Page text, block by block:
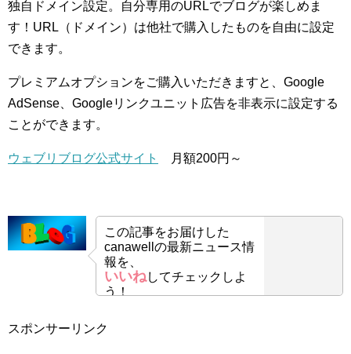
独自ドメイン設定。自分専用のURLでブログが楽しめま
す！URL（ドメイン）は他社で購入したものを自由に設定
できます。
プレミアムオプションをご購入いただきますと、Google
AdSense、Googleリンクユニット広告を非表示に設定する
ことができます。
ウェブリブログ公式サイト 月額200円～
この記事をお届けした
canawellの最新ニュース情
報を、
いいねしてチェックしよ
う！
スポンサーリンク